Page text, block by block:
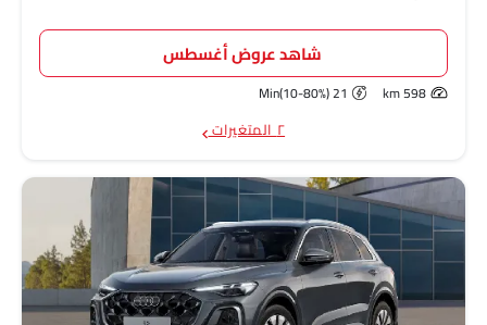
أودي Q7
شاهد عروض أغسطس
598 km
21 Min(10-80%)
٢ المتغيرات